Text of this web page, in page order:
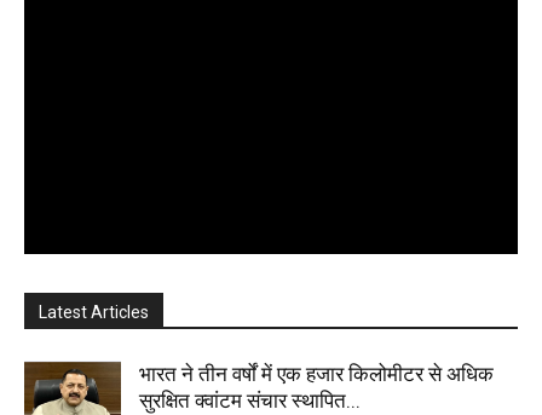
Latest Articles
भारत ने तीन वर्षों में एक हजार किलोमीटर से अधिक
सुरक्षित क्वांटम संचार स्थापित...